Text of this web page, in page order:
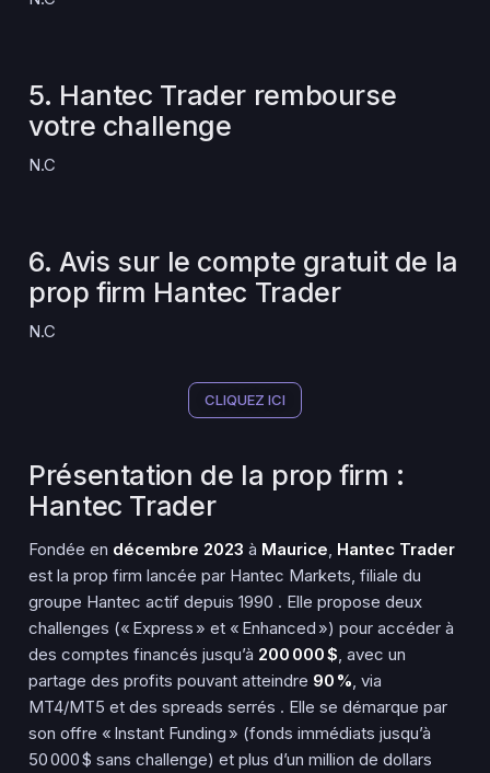
5. Hantec Trader rembourse
votre challenge
N.C
6. Avis sur le compte gratuit de la
prop firm Hantec Trader
N.C
CLIQUEZ ICI
Présentation de la prop firm :
Hantec Trader
Fondée en décembre 2023 à Maurice Hantec Trader
est la prop firm lancée par Hantec Markets, filiale du
groupe Hantec actif depuis 1990 . Elle propose deux
challenges (« Express » et « Enhanced ») pour accéder à
des comptes financés jusqu’à 200 000 $ , avec un
partage des profits pouvant atteindre 90 % , via
MT4/MT5 et des spreads serrés . Elle se démarque par
son offre « Instant Funding » (fonds immédiats jusqu’à
50 000 $ sans challenge) et plus d’un million de dollars